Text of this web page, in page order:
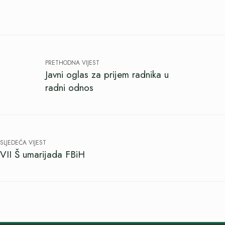
PRETHODNA VIJEST
Javni oglas za prijem radnika u
radni odnos
SLJEDEĆA VIJEST
VII Š umarijada FBiH